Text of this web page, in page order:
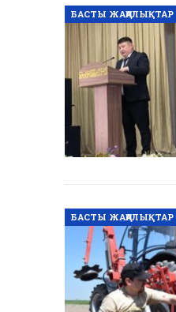
БАСТЫ ЖАҢАЛЫҚТАР
БАСТЫ ЖАҢАЛЫҚТАР